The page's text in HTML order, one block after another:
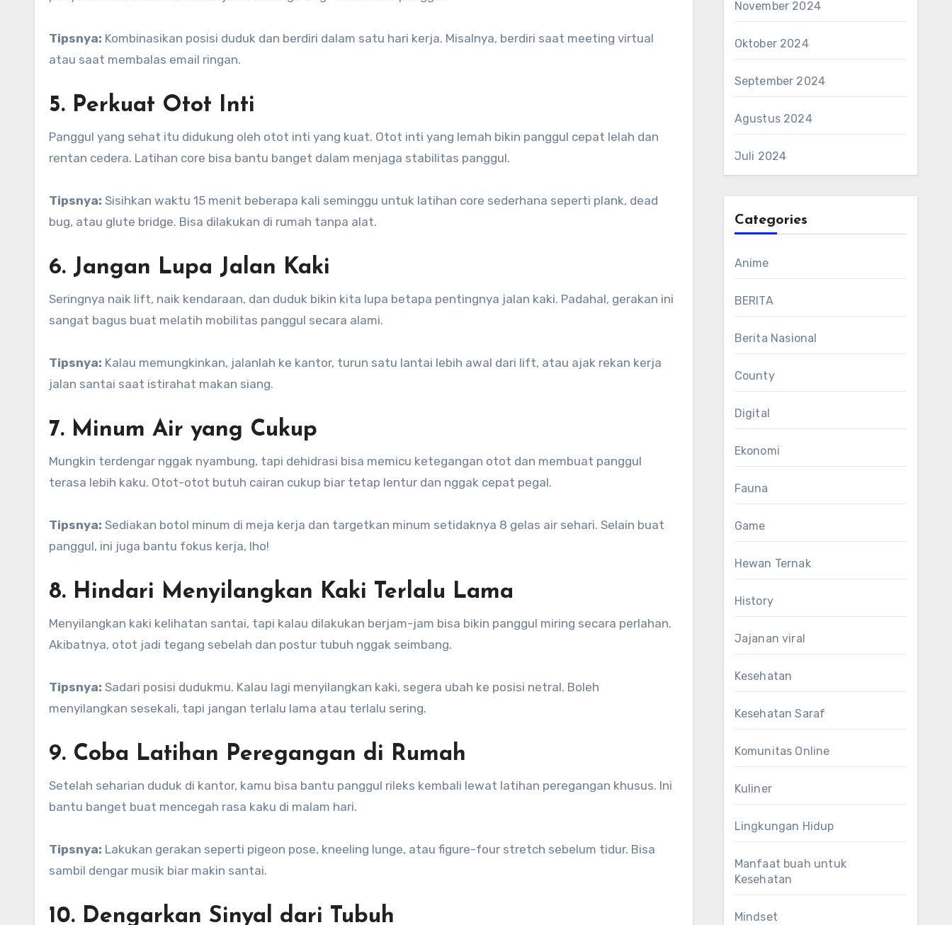
Tipsnya: Kombinasikan posisi duduk dan berdiri dalam satu hari kerja. Misalnya, berdiri saat meeting virtual
atau saat membalas email ringan.
5. Perkuat Otot Inti
Panggul yang sehat itu didukung oleh otot inti yang kuat. Otot inti yang lemah bikin panggul cepat lelah dan
rentan cedera. Latihan core bisa bantu banget dalam menjaga stabilitas panggul.
Tipsnya: Sisihkan waktu 15 menit beberapa kali seminggu untuk latihan core sederhana seperti plank, dead
bug, atau glute bridge. Bisa dilakukan di rumah tanpa alat.
6. Jangan Lupa Jalan Kaki
Seringnya naik lift, naik kendaraan, dan duduk bikin kita lupa betapa pentingnya jalan kaki. Padahal, gerakan ini
sangat bagus buat melatih mobilitas panggul secara alami.
Tipsnya: Kalau memungkinkan, jalanlah ke kantor, turun satu lantai lebih awal dari lift, atau ajak rekan kerja
jalan santai saat istirahat makan siang.
7. Minum Air yang Cukup
Mungkin terdengar nggak nyambung, tapi dehidrasi bisa memicu ketegangan otot dan membuat panggul
terasa lebih kaku. Otot-otot butuh cairan cukup biar tetap lentur dan nggak cepat pegal.
Tipsnya: Sediakan botol minum di meja kerja dan targetkan minum setidaknya 8 gelas air sehari. Selain buat
panggul, ini juga bantu fokus kerja, lho!
8. Hindari Menyilangkan Kaki Terlalu Lama
Menyilangkan kaki kelihatan santai, tapi kalau dilakukan berjam-jam bisa bikin panggul miring secara perlahan.
Akibatnya, otot jadi tegang sebelah dan postur tubuh nggak seimbang.
Tipsnya: Sadari posisi dudukmu. Kalau lagi menyilangkan kaki, segera ubah ke posisi netral. Boleh
menyilangkan sesekali, tapi jangan terlalu lama atau terlalu sering.
9. Coba Latihan Peregangan di Rumah
Setelah seharian duduk di kantor, kamu bisa bantu panggul rileks kembali lewat latihan peregangan khusus. Ini
bantu banget buat mencegah rasa kaku di malam hari.
Tipsnya: Lakukan gerakan seperti pigeon pose, kneeling lunge, atau figure-four stretch sebelum tidur. Bisa
sambil dengar musik biar makin santai.
10. Dengarkan Sinyal dari Tubuh
November 2024
Oktober 2024
September 2024
Agustus 2024
Juli 2024
Categories
Anime
BERITA
Berita Nasional
County
Digital
Ekonomi
Fauna
Game
Hewan Ternak
History
Jajanan viral
Kesehatan
Kesehatan Saraf
Komunitas Online
Kuliner
Lingkungan Hidup
Manfaat buah untuk
Kesehatan
Mindset